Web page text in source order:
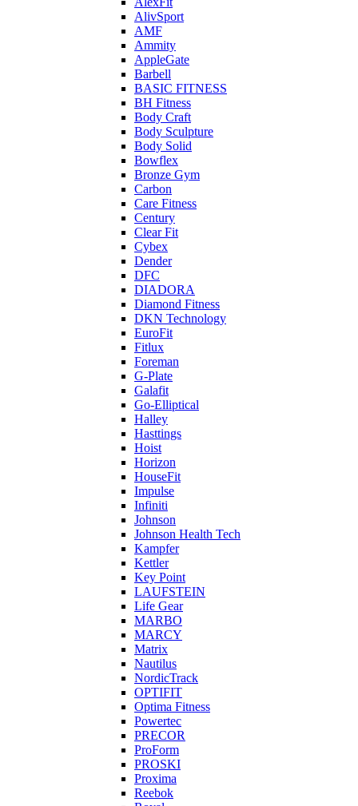
AlivSport
AMF
Ammity
AppleGate
Barbell
BASIC FITNESS
BH Fitness
Body Craft
Body Sculpture
Body Solid
Bowflex
Bronze Gym
Carbon
Care Fitness
Century
Clear Fit
Cybex
Dender
DFC
DIADORA
Diamond Fitness
DKN Technology
EuroFit
Fitlux
Foreman
G-Plate
Galafit
Go-Elliptical
Halley
Hasttings
Hoist
Horizon
HouseFit
Impulse
Infiniti
Johnson
Johnson Health Tech
Kampfer
Kettler
Key Point
LAUFSTEIN
Life Gear
MARBO
MARCY
Matrix
Nautilus
NordicTrack
OPTIFIT
Optima Fitness
Powertec
PRECOR
ProForm
PROSKI
Proxima
Reebok